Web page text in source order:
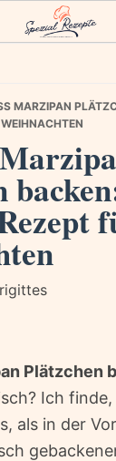
MARZIPAN
Plätzchen
Ich
als in der